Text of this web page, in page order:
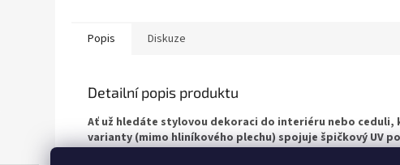
Popis Diskuze
Detailní popis produktu
Ať už hledáte stylovou dekoraci do interiéru nebo ceduli,
varianty (mimo hliníkového plechu) spojuje špičkový UV